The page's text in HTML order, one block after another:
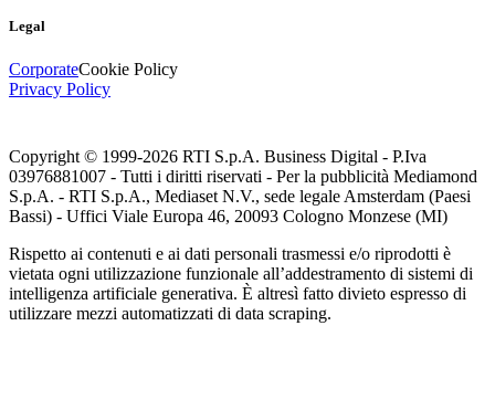
Legal
CorporateCookie Policy
Privacy Policy
Copyright © 1999-2026 RTI S.p.A. Business Digital - P.Iva
03976881007 - Tutti i diritti riservati - Per la pubblicità Mediamond
S.p.A. - RTI S.p.A., Mediaset N.V., sede legale Amsterdam (Paesi
Bassi) - Uffici Viale Europa 46, 20093 Cologno Monzese (MI)
Rispetto ai contenuti e ai dati personali trasmessi e/o riprodotti è
vietata ogni utilizzazione funzionale all’addestramento di sistemi di
intelligenza artificiale generativa. È altresì fatto divieto espresso di
utilizzare mezzi automatizzati di data scraping.